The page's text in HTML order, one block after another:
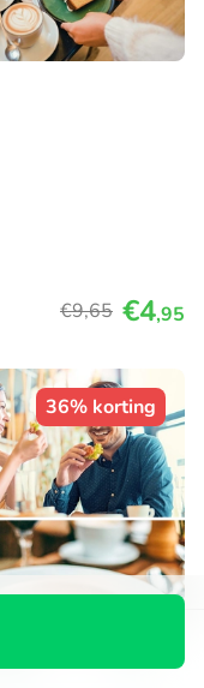
€9,65 €4,95
36% korting